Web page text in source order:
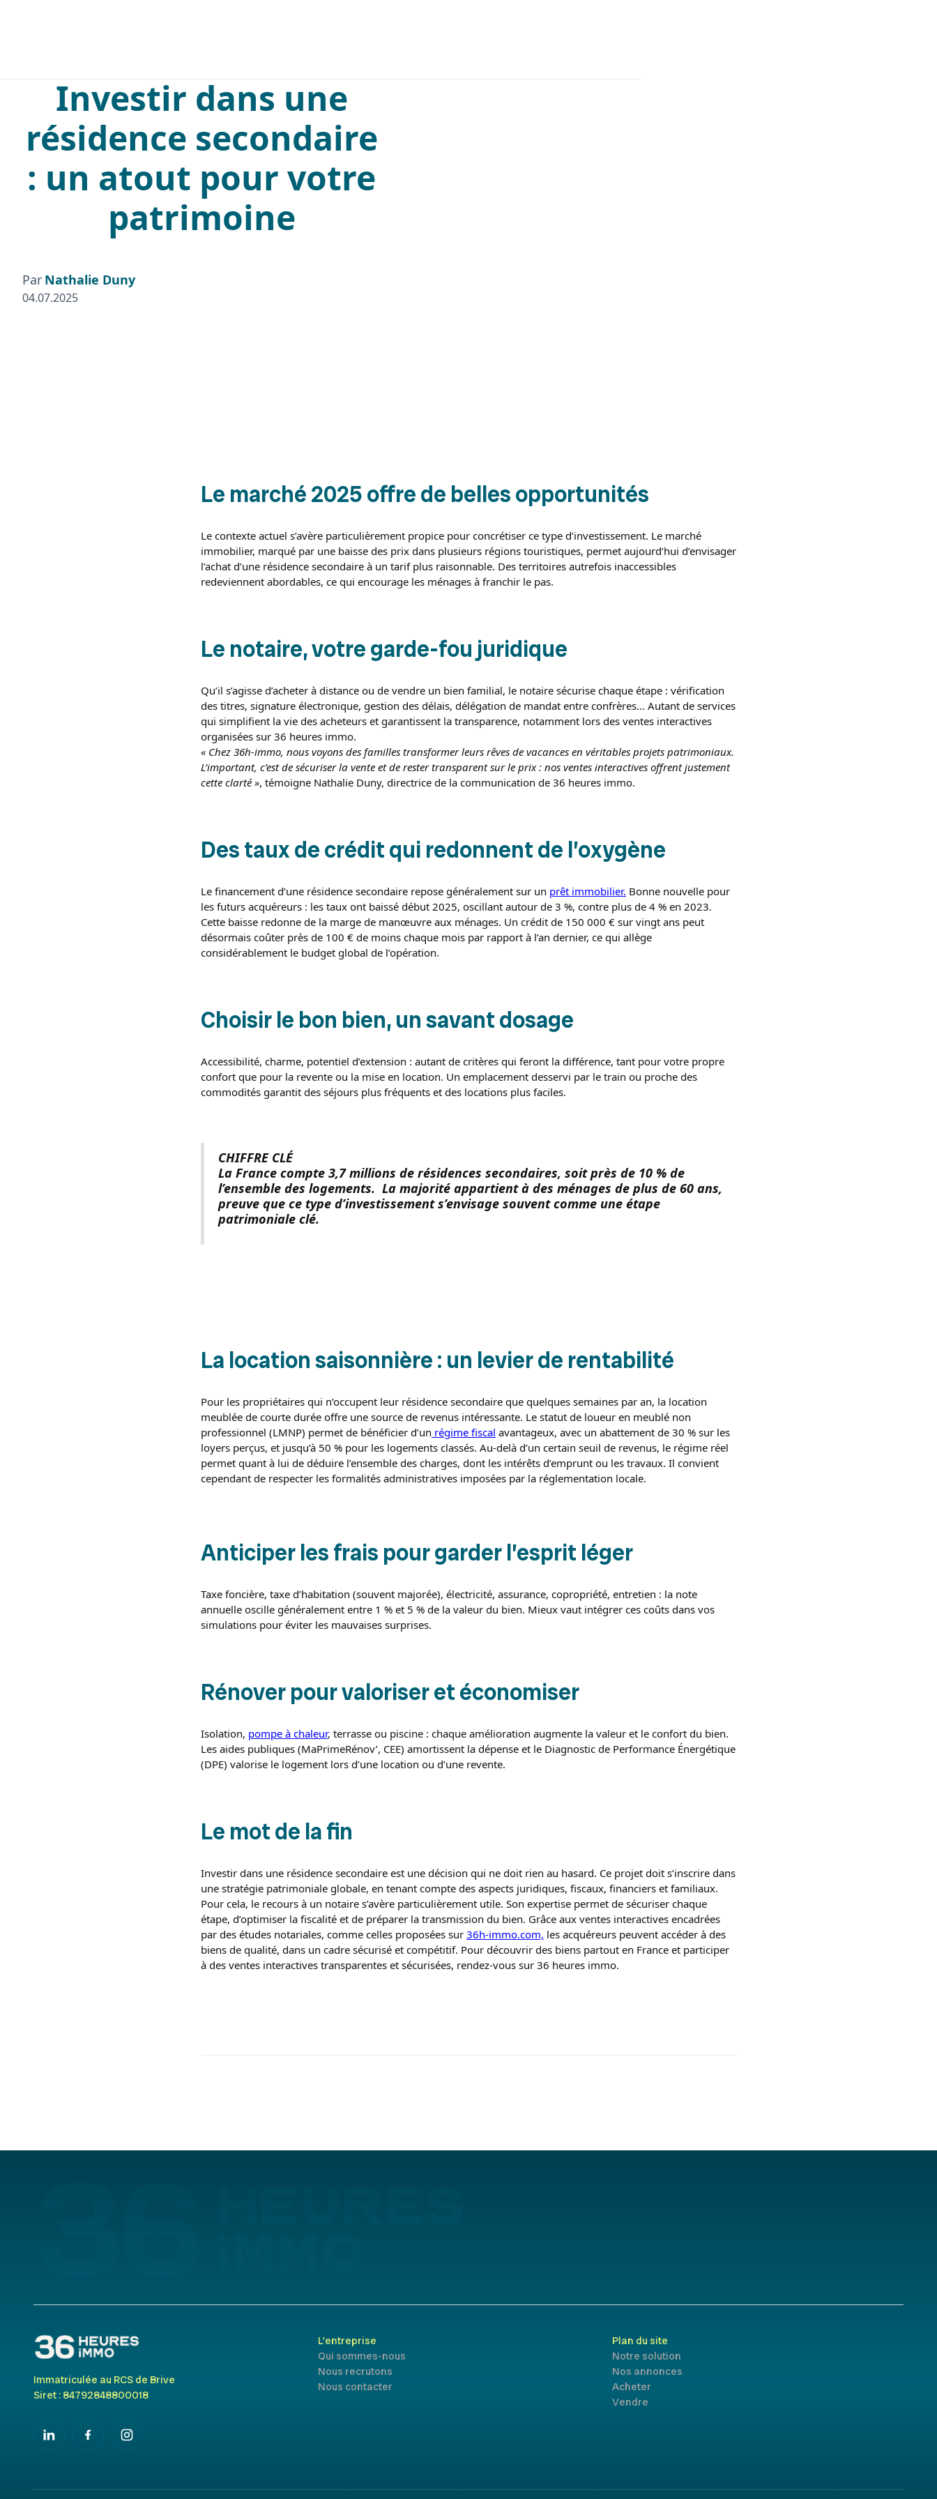
Investir dans une
résidence secondaire
: un atout pour votre
patrimoine
Par Nathalie Duny
04.07.2025
Le marché 2025 offre de belles opportunités
Le contexte actuel s’avère particulièrement propice pour concrétiser ce type d’investissement. Le marché
immobilier, marqué par une baisse des prix dans plusieurs régions touristiques, permet aujourd’hui d’envisager
l’achat d’une résidence secondaire à un tarif plus raisonnable. Des territoires autrefois inaccessibles
redeviennent abordables, ce qui encourage les ménages à franchir le pas.
Le notaire, votre garde-fou juridique
Qu’il s’agisse d’acheter à distance ou de vendre un bien familial, le notaire sécurise chaque étape : vérification
des titres, signature électronique, gestion des délais, délégation de mandat entre confrères… Autant de services
qui simplifient la vie des acheteurs et garantissent la transparence, notamment lors des ventes interactives
organisées sur 36 heures immo.
« Chez 36h-immo, nous voyons des familles transformer leurs rêves de vacances en véritables projets patrimoniaux.
L’important, c’est de sécuriser la vente et de rester transparent sur le prix : nos ventes interactives offrent justement
cette clarté », témoigne Nathalie Duny, directrice de la communication de 36 heures immo.
Des taux de crédit qui redonnent de l’oxygène
Le financement d’une résidence secondaire repose généralement sur un prêt immobilier. Bonne nouvelle pour
les futurs acquéreurs : les taux ont baissé début 2025, oscillant autour de 3 %, contre plus de 4 % en 2023.
Cette baisse redonne de la marge de manœuvre aux ménages. Un crédit de 150 000 € sur vingt ans peut
désormais coûter près de 100 € de moins chaque mois par rapport à l’an dernier, ce qui allège
considérablement le budget global de l’opération.
Choisir le bon bien, un savant dosage
Accessibilité, charme, potentiel d’extension : autant de critères qui feront la différence, tant pour votre propre
confort que pour la revente ou la mise en location. Un emplacement desservi par le train ou proche des
commodités garantit des séjours plus fréquents et des locations plus faciles.
CHIFFRE CLÉ
La France compte 3,7 millions de résidences secondaires, soit près de 10 % de
l’ensemble des logements. La majorité appartient à des ménages de plus de 60 ans,
preuve que ce type d’investissement s’envisage souvent comme une étape
patrimoniale clé.
La location saisonnière : un levier de rentabilité
Pour les propriétaires qui n’occupent leur résidence secondaire que quelques semaines par an, la location
meublée de courte durée offre une source de revenus intéressante. Le statut de loueur en meublé non
professionnel (LMNP) permet de bénéficier d’un régime fiscal avantageux, avec un abattement de 30 % sur les
loyers perçus, et jusqu’à 50 % pour les logements classés. Au-delà d’un certain seuil de revenus, le régime réel
permet quant à lui de déduire l’ensemble des charges, dont les intérêts d’emprunt ou les travaux. Il convient
cependant de respecter les formalités administratives imposées par la réglementation locale.
Anticiper les frais pour garder l’esprit léger
Taxe foncière, taxe d’habitation (souvent majorée), électricité, assurance, copropriété, entretien : la note
annuelle oscille généralement entre 1 % et 5 % de la valeur du bien. Mieux vaut intégrer ces coûts dans vos
simulations pour éviter les mauvaises surprises.
Rénover pour valoriser et économiser
Isolation, pompe à chaleur, terrasse ou piscine : chaque amélioration augmente la valeur et le confort du bien.
Les aides publiques (MaPrimeRénov’, CEE) amortissent la dépense et le Diagnostic de Performance Énergétique
(DPE) valorise le logement lors d’une location ou d’une revente.
Le mot de la fin
Investir dans une résidence secondaire est une décision qui ne doit rien au hasard. Ce projet doit s’inscrire dans
une stratégie patrimoniale globale, en tenant compte des aspects juridiques, fiscaux, financiers et familiaux.
Pour cela, le recours à un notaire s’avère particulièrement utile. Son expertise permet de sécuriser chaque
étape, d’optimiser la fiscalité et de préparer la transmission du bien. Grâce aux ventes interactives encadrées
par des études notariales, comme celles proposées sur 36h-immo.com, les acquéreurs peuvent accéder à des
biens de qualité, dans un cadre sécurisé et compétitif. Pour découvrir des biens partout en France et participer
à des ventes interactives transparentes et sécurisées, rendez-vous sur 36 heures immo.
Immatriculée au RCS de Brive
Siret : 84792848800018
L'entreprise
Qui sommes-nous
Nous recrutons
Nous contacter
Plan du site
Notre solution
Nos annonces
Acheter
Vendre